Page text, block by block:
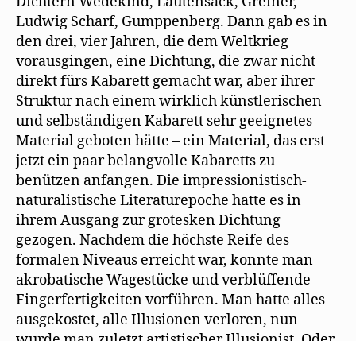
Ludwig Scharf, Gumppenberg. Dann gab es in
den drei, vier Jahren, die dem Weltkrieg
vorausgingen, eine Dichtung, die zwar nicht
direkt fürs Kabarett gemacht war, aber ihrer
Struktur nach einem wirklich künstlerischen
und selbständigen Kabarett sehr geeignetes
Material geboten hätte – ein Material, das erst
jetzt ein paar belangvolle Kabaretts zu
benützen anfangen. Die impressionistisch-
naturalistische Literaturepoche hatte es in
ihrem Ausgang zur grotesken Dichtung
gezogen. Nachdem die höchste Reife des
formalen Niveaus erreicht war, konnte man
akrobatische Wagestücke und verblüffende
Fingerfertigkeiten vorführen. Man hatte alles
ausgekostet, alle Illusionen verloren, nun